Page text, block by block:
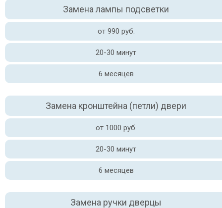
Замена лампы подсветки
от 990 руб.
20-30 минут
6 месяцев
Замена кронштейна (петли) двери
от 1000 руб.
20-30 минут
6 месяцев
Замена ручки дверцы